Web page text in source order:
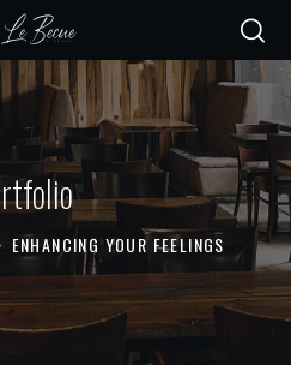
ENHANCING YOUR FEELINGS